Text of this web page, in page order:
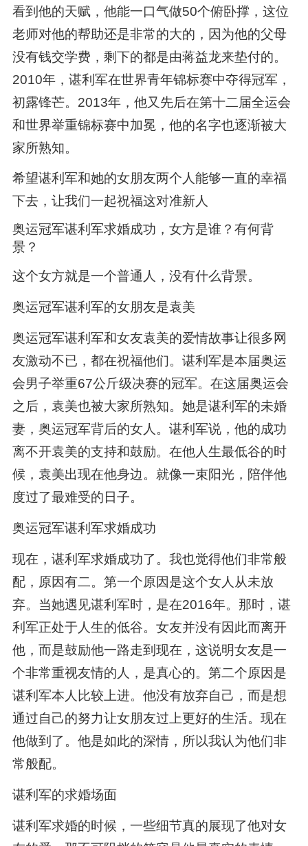
看到他的天赋，他能一口气做50个俯卧撑，这位
老师对他的帮助还是非常的大的，因为他的父母
没有钱交学费，剩下的都是由蒋益龙来垫付的。
2010年，谌利军在世界青年锦标赛中夺得冠军，
初露锋芒。2013年，他又先后在第十二届全运会
和世界举重锦标赛中加冕，他的名字也逐渐被大
家所熟知。
希望谌利军和她的女朋友两个人能够一直的幸福
下去，让我们一起祝福这对准新人
奥运冠军谌利军求婚成功，女方是谁？有何背
景？
这个女方就是一个普通人，没有什么背景。
奥运冠军谌利军的女朋友是袁美
奥运冠军谌利军和女友袁美的爱情故事让很多网
友激动不已，都在祝福他们。谌利军是本届奥运
会男子举重67公斤级决赛的冠军。在这届奥运会
之后，袁美也被大家所熟知。她是谌利军的未婚
妻，奥运冠军背后的女人。谌利军说，他的成功
离不开袁美的支持和鼓励。在他人生最低谷的时
候，袁美出现在他身边。就像一束阳光，陪伴他
度过了最难受的日子。
奥运冠军谌利军求婚成功
现在，谌利军求婚成功了。我也觉得他们非常般
配，原因有二。第一个原因是这个女人从未放
弃。当她遇见谌利军时，是在2016年。那时，谌
利军正处于人生的低谷。女友并没有因此而离开
他，而是鼓励他一路走到现在，这说明女友是一
个非常重视友情的人，是真心的。第二个原因是
谌利军本人比较上进。他没有放弃自己，而是想
通过自己的努力让女朋友过上更好的生活。现在
他做到了。他是如此的深情，所以我认为他们非
常般配。
谌利军的求婚场面
谌利军求婚的时候，一些细节真的展现了他对女